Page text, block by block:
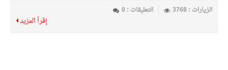
الزيارات : 3768 التعليقات : 0
إقرأ المزيد